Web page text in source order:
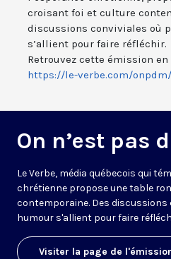
croisant foi et culture
discussions conviviales où
s’allient pour faire réfléchir.
Retrouvez cette émission
https://le-verbe.com/onpdm/
On n’est pas
Le Verbe, média québecois qui
chrétienne propose une table
contemporaine. Des
humour s'allient pour faire
Visiter la page de